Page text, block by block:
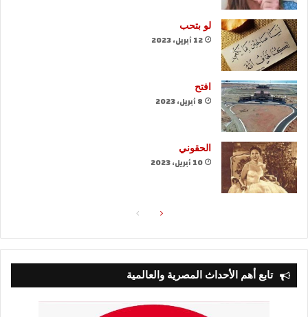
لو بتحب
12 أبريل، 2023
افتح
8 أبريل، 2023
الحقوني
10 أبريل، 2023
الصفحةالصفحة
تابع أهم الأحداث المصرية والعالمية